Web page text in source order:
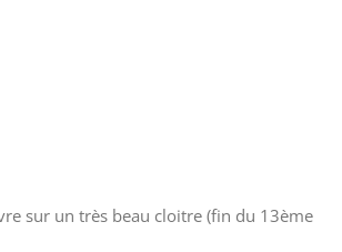
sur un très beau cloitre (fin du 13ème